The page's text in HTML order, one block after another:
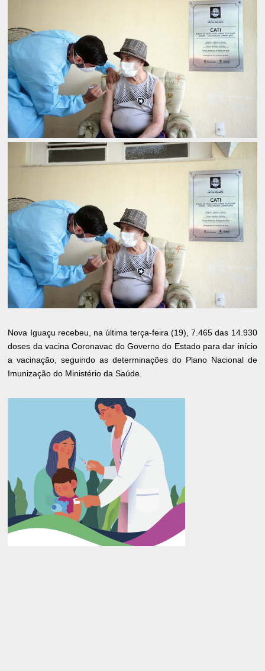
Nova Iguaçu recebeu, na última terça-feira (19), 7.465 das 14.930
doses da vacina Coronavac do Governo do Estado para dar início
a vacinação, seguindo as determinações do Plano Nacional de
Imunização do Ministério da Saúde.